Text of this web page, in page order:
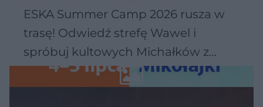
ESKA Summer Camp 2026 rusza w
trasę! Odwiedź strefę Wawel i
spróbuj kultowych Michałków z
Wawelu